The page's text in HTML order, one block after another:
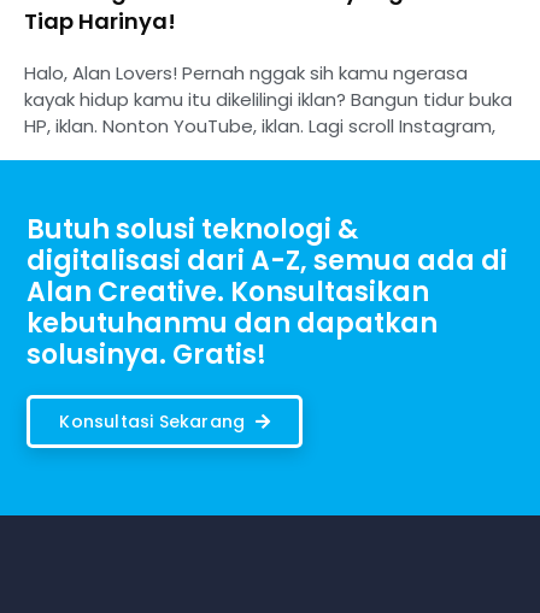
Tiap Harinya!
Halo, Alan Lovers! Pernah nggak sih kamu ngerasa
kayak hidup kamu itu dikelilingi iklan? Bangun tidur buka
HP, iklan. Nonton YouTube, iklan. Lagi scroll Instagram,
Butuh solusi teknologi &
digitalisasi dari A-Z, semua ada di
Alan Creative. Konsultasikan
kebutuhanmu dan dapatkan
solusinya. Gratis!
Konsultasi Sekarang